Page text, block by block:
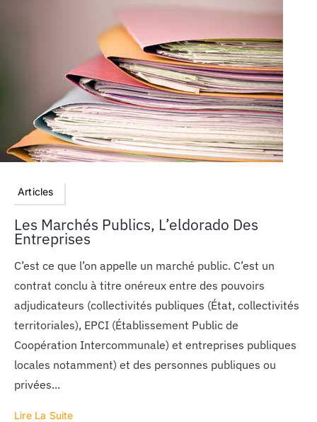
Articles
Les Marchés Publics, L’eldorado Des
Entreprises
C’est ce que l’on appelle un marché public. C’est un
contrat conclu à titre onéreux entre des pouvoirs
adjudicateurs (collectivités publiques (État, collectivités
territoriales), EPCI (Établissement Public de
Coopération Intercommunale) et entreprises publiques
locales notamment) et des personnes publiques ou
privées...
Lire La Suite